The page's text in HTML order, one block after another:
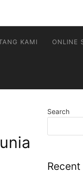
KAMI ONLINE
Search